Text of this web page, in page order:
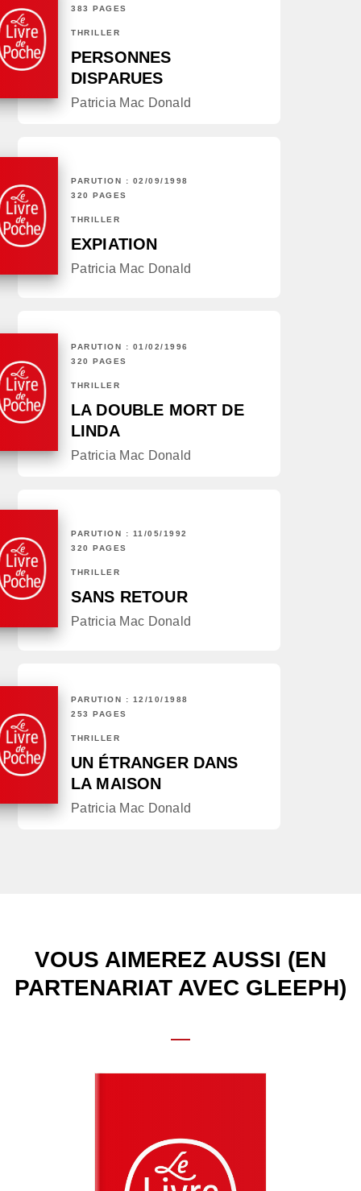
383 PAGES
THRILLER
PERSONNES
DISPARUES
Patricia Mac Donald
PARUTION : 02/09/1998
320 PAGES
THRILLER
EXPIATION
Patricia Mac Donald
PARUTION : 01/02/1996
320 PAGES
THRILLER
LA DOUBLE MORT DE
LINDA
Patricia Mac Donald
PARUTION : 11/05/1992
320 PAGES
THRILLER
SANS RETOUR
Patricia Mac Donald
PARUTION : 12/10/1988
253 PAGES
THRILLER
UN ÉTRANGER DANS
LA MAISON
Patricia Mac Donald
VOUS AIMEREZ AUSSI (EN
PARTENARIAT AVEC GLEEPH)